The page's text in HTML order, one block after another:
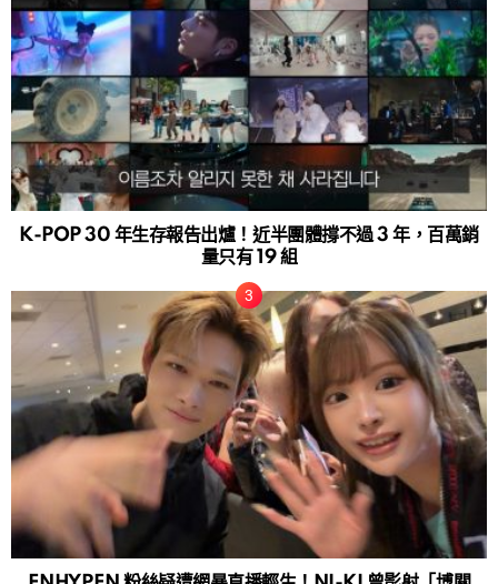
K-POP 30 年生存報告出爐！近半團體撐不過 3 年，百萬銷
量只有 19 組